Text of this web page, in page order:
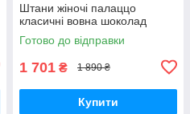
Штани жіночі палаццо
класичні вовна шоколад
Готово до відправки
1 701 ₴ 1 890 ₴
Купити